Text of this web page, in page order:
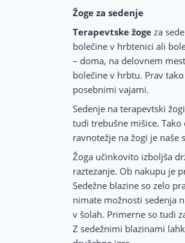
Žoge za sedenje
Terapevtske žoge za
bolečine v hrbtenici ali
– doma, na delovnem
bolečine v hrbtu. Prav
posebnimi vajami.
Sedenje na terapevtski
tudi trebušne mišice.
ravnotežje na žogi je
Žoga učinkovito izboljša
raztezanje. Ob nakupu je
Sedežne blazine so zelo
nimate možnosti sedenja
v šolah. Primerne so tudi
Z sedežnimi blazinami